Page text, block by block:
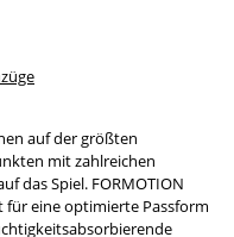
auf der größten
mit zahlreichen
das Spiel. FORMOTION
für eine optimierte Passform